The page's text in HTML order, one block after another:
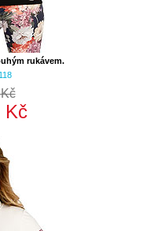
rukávem.
Kč